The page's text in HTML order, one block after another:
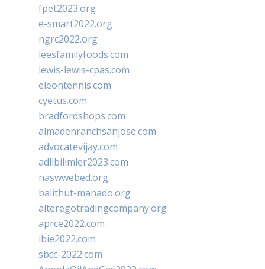
fpet2023.org
e-smart2022.org
ngrc2022.org
leesfamilyfoods.com
lewis-lewis-cpas.com
eleontennis.com
cyetus.com
bradfordshops.com
almadenranchsanjose.com
advocatevijay.com
adlibilimler2023.com
naswwebed.org
balithut-manado.org
alteregotradingcompany.org
aprce2022.com
ibie2022.com
sbcc-2022.com